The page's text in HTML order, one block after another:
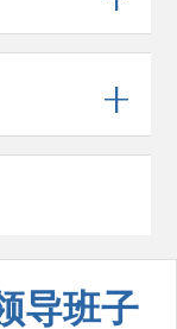
导班子